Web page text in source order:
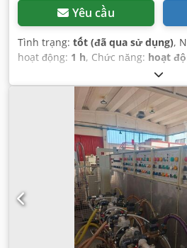
Yêu cầu
Tình trạng: tốt (đã qua sử dụng),
hoạt động: 1 h, Chức năng: hoạt